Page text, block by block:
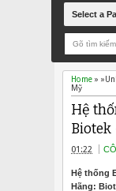
Select a
Home »
Mỹ
Hệ
Biotek
01:22
Hệ thống
Hãng: